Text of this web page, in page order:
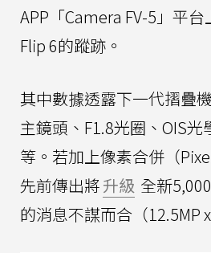
APP「Camera FV-5」平台
Flip 6的蹤跡。
其中數據透露下一代摺疊
主鏡頭、F1.8光圈、OIS光
等。若加上像素合併（
先前傳出將升級 全新
的消息不謀而合（12.5MP